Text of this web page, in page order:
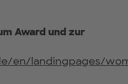
Award und zur
en/landingpages/